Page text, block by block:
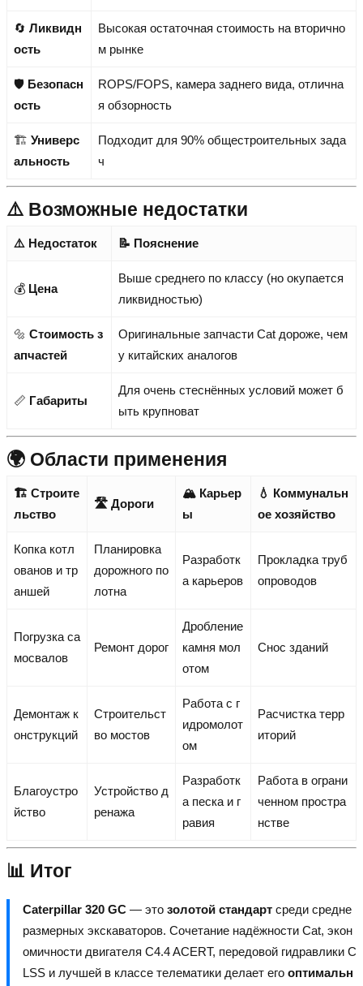
🔄 Ликвидн
ость
Высокая остаточная стоимость на вторично
м рынке
🛡️ Безопасн
ость
ROPS/FOPS, камера заднего вида, отлична
я обзорность
🏗️ Универс
альность
Подходит для 90% общестроительных зада
ч
⚠️ Возможные недостатки
⚠️ Недостаток 📝 Пояснение
💰 Цена
Выше среднего по классу (но окупается
ликвидностью)
🔩 Стоимость з
апчастей
Оригинальные запчасти Cat дороже, чем
у китайских аналогов
📏 Габариты
Для очень стеснённых условий может б
ыть крупноват
🌍 Области применения
🏗️ Строите
льство
🛣️ Дороги
🏔️ Карьер
ы
💧 Коммунальн
ое хозяйство
Копка котл
ованов и тр
аншей
Планировка
дорожного по
лотна
Разработк
а карьеров
Прокладка труб
опроводов
Погрузка са
мосвалов
Ремонт дорог
Дробление
камня мол
отом
Снос зданий
Демонтаж к
онструкций
Строительст
во мостов
Работа с г
идромолот
ом
Расчистка терр
иторий
Благоустро
йство
Устройство д
ренажа
Разработк
а песка и г
равия
Работа в ограни
ченном простра
нстве
📊 Итог
Caterpillar 320 GC — это золотой стандарт среди средне
размерных экскаваторов. Сочетание надёжности Cat, экон
омичности двигателя C4.4 ACERT, передовой гидравлики C
LSS и лучшей в классе телематики делает его оптимальн